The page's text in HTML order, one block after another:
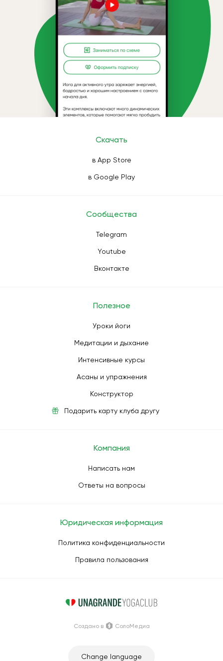
Скачать
в App Store
в Google Play
Сообщества
Telegram
Youtube
Вконтакте
Полезное
Уроки йоги
Медитации и дыхание
Интенсивные курсы
Асаны и упражнения
Конструктор
Подарить карту клуба другу
Компания
Написать нам
Ответы на вопросы
Юридическая информация
Политика конфиденциальности
Правила пользования
Change language
Создано в СолоМедиа